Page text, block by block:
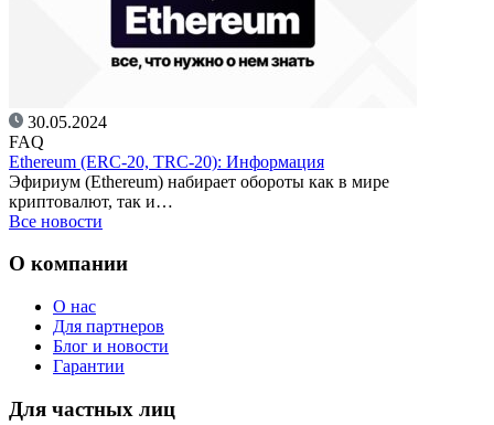
30.05.2024
FAQ
Ethereum (ERC-20, TRC-20): Информация
Эфириум (Ethereum) набирает обороты как в мире
криптовалют, так и…
Все новости
О компании
О нас
Для партнеров
Блог и новости
Гарантии
Для частных лиц